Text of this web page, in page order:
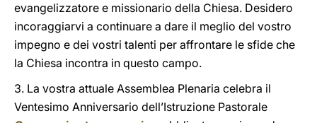
evangelizzatore e missionario della Chiesa. Desidero
incoraggiarvi a continuare a dare il meglio del vostro
impegno e dei vostri talenti per affrontare le sfide che
la Chiesa incontra in questo campo.
3. La vostra attuale Assemblea Plenaria celebra il
Ventesimo Anniversario dell’Istruzione Pastorale